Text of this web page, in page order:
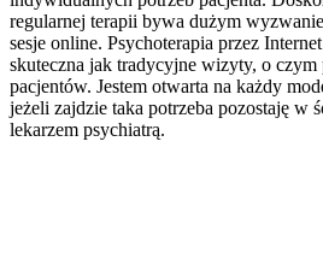
regularnej terapii bywa dużym
sesje online. Psychoterapia przez
skuteczna jak tradycyjne wizyty, o czym
pacjentów. Jestem otwarta na każdy
jeżeli zajdzie taka potrzeba pozostaję w
lekarzem psychiatrą.